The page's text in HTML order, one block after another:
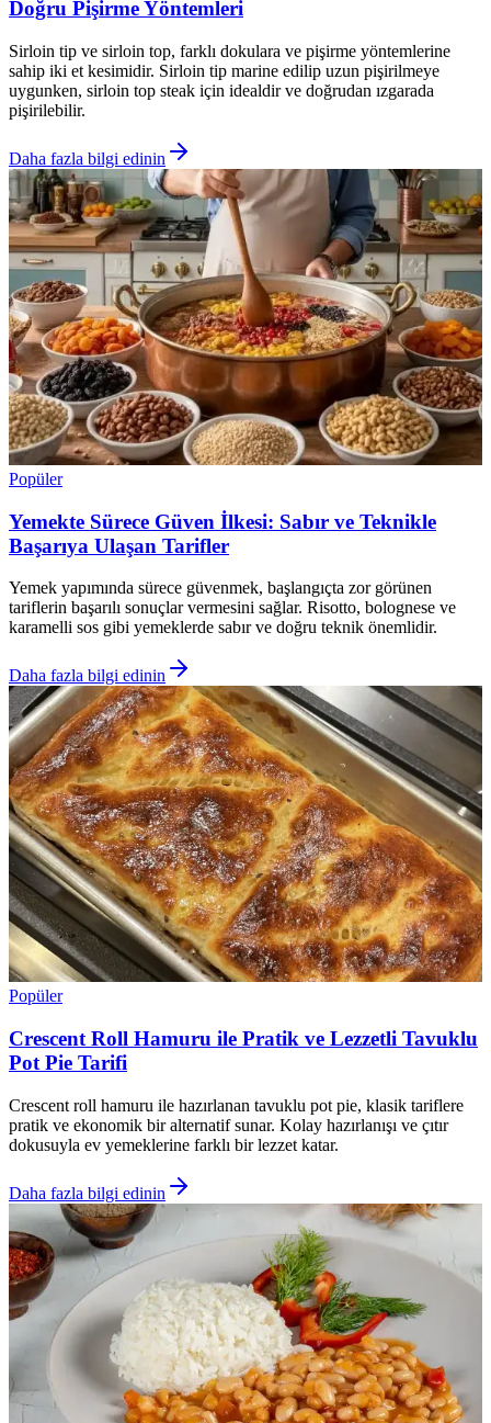
Doğru Pişirme Yöntemleri
Sirloin tip ve sirloin top, farklı dokulara ve pişirme yöntemlerine
sahip iki et kesimidir. Sirloin tip marine edilip uzun pişirilmeye
uygunken, sirloin top steak için idealdir ve doğrudan ızgarada
pişirilebilir.
Daha fazla bilgi edinin
Popüler
Yemekte Sürece Güven İlkesi: Sabır ve Teknikle
Başarıya Ulaşan Tarifler
Yemek yapımında sürece güvenmek, başlangıçta zor görünen
tariflerin başarılı sonuçlar vermesini sağlar. Risotto, bolognese ve
karamelli sos gibi yemeklerde sabır ve doğru teknik önemlidir.
Daha fazla bilgi edinin
Popüler
Crescent Roll Hamuru ile Pratik ve Lezzetli Tavuklu
Pot Pie Tarifi
Crescent roll hamuru ile hazırlanan tavuklu pot pie, klasik tariflere
pratik ve ekonomik bir alternatif sunar. Kolay hazırlanışı ve çıtır
dokusuyla ev yemeklerine farklı bir lezzet katar.
Daha fazla bilgi edinin